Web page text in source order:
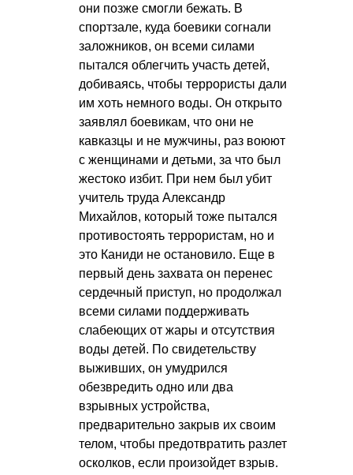
они позже смогли бежать. В
спортзале, куда боевики согнали
заложников, он всеми силами
пытался облегчить участь детей,
добиваясь, чтобы террористы дали
им хоть немного воды. Он открыто
заявлял боевикам, что они не
кавказцы и не мужчины, раз воюют
с женщинами и детьми, за что был
жестоко избит. При нем был убит
учитель труда Александр
Михайлов, который тоже пытался
противостоять террористам, но и
это Каниди не остановило. Еще в
первый день захвата он перенес
сердечный приступ, но продолжал
всеми силами поддерживать
слабеющих от жары и отсутствия
воды детей. По свидетельству
выживших, он умудрился
обезвредить одно или два
взрывных устройства,
предварительно закрыв их своим
телом, чтобы предотвратить разлет
осколков, если произойдет взрыв.